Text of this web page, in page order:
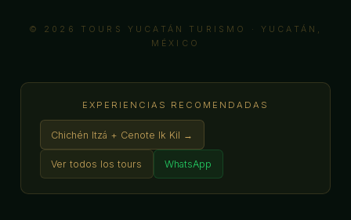
© 2026 TOURS YUCATÁN TURISMO · YUCATÁN,
MÉXICO
EXPERIENCIAS RECOMENDADAS
Chichén Itzá + Cenote Ik Kil →
Ver todos los tours WhatsApp